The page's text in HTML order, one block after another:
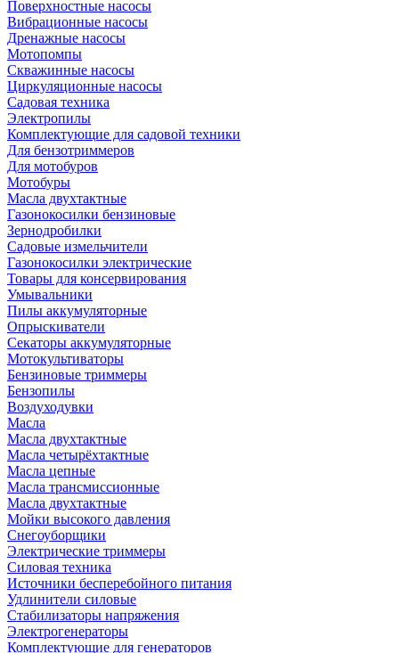
Поверхностные насосы
Вибрационные насосы
Дренажные насосы
Мотопомпы
Скважинные насосы
Циркуляционные насосы
Садовая техника
Электропилы
Комплектующие для садовой техники
Для бензотриммеров
Для мотобуров
Мотобуры
Масла двухтактные
Газонокосилки бензиновые
Зернодробилки
Садовые измельчители
Газонокосилки электрические
Товары для консервирования
Умывальники
Пилы аккумуляторные
Опрыскиватели
Секаторы аккумуляторные
Мотокультиваторы
Бензиновые триммеры
Бензопилы
Воздуходувки
Масла
Масла двухтактные
Масла четырёхтактные
Масла цепные
Масла трансмиссионные
Масла двухтактные
Мойки высокого давления
Снегоуборщики
Электрические триммеры
Силовая техника
Источники бесперебойного питания
Удлинители силовые
Стабилизаторы напряжения
Электрогенераторы
Комплектующие для генераторов